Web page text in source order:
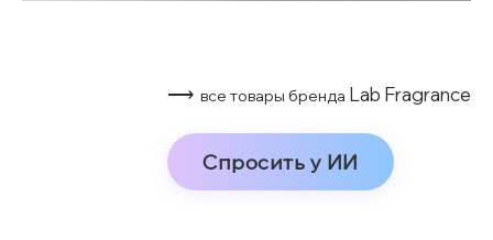
⟶ все товары бренда Lab Fragrance
Спросить у ИИ